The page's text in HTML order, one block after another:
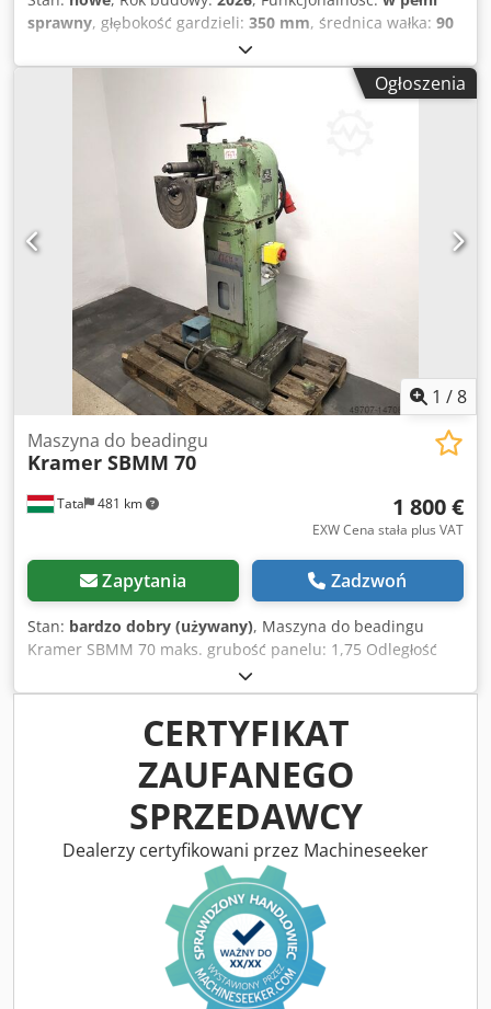
sprawny, głębokość gardzieli: 350 mm, średnica wałka: 90
, Najważniejsze zalety: technologia clinching beznitowy
– bez dodatkowych łączników, niskie koszty eksploatacji,
szybki i powtarzalny proces łączenia, intuicyjny ekran
dotykowy HMI, kompaktowa i solidna konstrukcja, zasilanie
230 V / 50 Hz, ciśnienie robocze 6 bar, łatwa obsługa i
konserwacja, idealna do produkcji seryjnej i warsztatowej.
Zastosowanie: wentylacja i HVAC, obudowy metalowe, AGD,
automotive, szafy sterownicze, produkcja komponentów z
blachy. Grubość wałka 90mm, Głębokość gardła 350mm,
Zakres grubości blach ( stal miękka) 2x 0,5-1,2mm, Nacisk
76KN, Zasilanie 230V Ciśnienie powietrza 6 BAR Cjdpfxoy
Rrcro Af Aorf Waga 500kg
Ogłoszenia
1 /8
Tata 481 km
Maszyna do beadingu
Kramer SBMM 70
1 800 €
EXW Cena stała plus VAT
Zapytania Zadzwoń
Stan: bardzo dobry (używany), Maszyna do beadingu
Kramer SBMM 70 maks. grubość panelu: 1,75 Odległość
między środkami cylindrów: 70 mm Maksymalna głębokość
robocza: 280 mm Moc napędu: 1,1 kW Prędkość robocza:
4,5/9 metrów/minutę Stała. Prędkość robocza Cedpfx Afora
Nw Ij Aerf z napędem bezstopniowym: 2,5-21 mm Średnica
wału: 28 mm Waga: 190 kg
CERTYFIKAT
ZAUFANEGO
SPRZEDAWCY
Dealerzy certyfikowani przez Machineseeker